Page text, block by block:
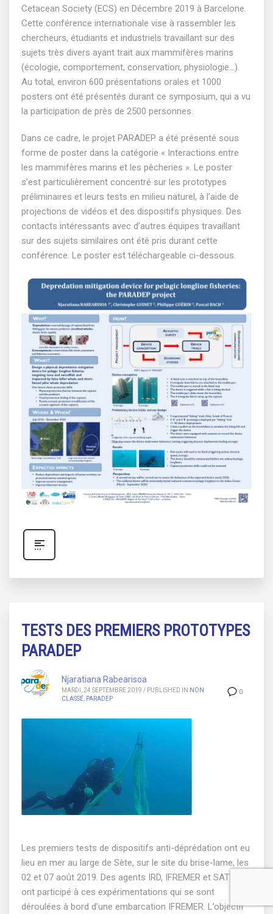
Cetacean Society (ECS) en Décembre 2019 à Barcelone.
Cette conférence internationale vise à rassembler les
chercheurs, étudiants et industriels travaillant sur des
sujets très divers ayant trait aux mammifères marins
(écologie, comportement, conservation, physiologie…).
Au total, environ 600 présentations orales et 1000
posters ont été présentés durant ce symposium, qui a vu
la participation de près de 2500 personnes.
Dans ce cadre, le projet PARADEP a été présenté sous
forme de poster dans la catégorie « Interactions entre
les mammifères marins et les pêcheries ». Le poster
s’est particulièrement concentré sur les prototypes
préliminaires et leurs tests en milieu naturel, à l’aide de
projections de vidéos et des dispositifs physiques. Des
contacts intéressants avec d’autres équipes travaillant
sur des sujets similaires ont été pris durant cette
conférence. Le poster est téléchargeable ci-dessous.
TESTS DES PREMIERS PROTOTYPES
PARADEP
0
Njaratiana Rabearisoa
MARDI, 24 SEPTEMBRE 2019 / PUBLISHED IN NON
CLASSÉ PARADEP
Les premiers tests de dispositifs anti-déprédation ont eu
lieu en mer au large de Sète, sur le site du brise-lame, les
02 et 07 août 2019. Des agents IRD, IFREMER et SATIM
ont participé à ces expérimentations qui se sont
déroulées à bord d’une embarcation IFREMER. L’objectif